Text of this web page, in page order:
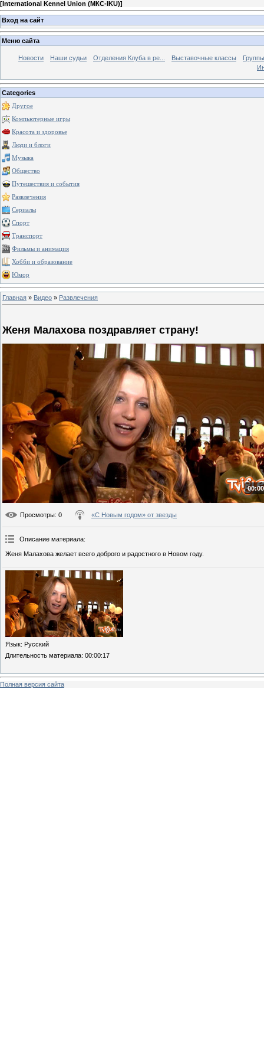
[International Kennel Union (МКС-IKU)]
Вход на сайт
Меню сайта
Новости Наши судьи Отделения Клуба в ре... Выставочные классы
Categories
Другое
Компьютерные игры
Красота и здоровье
Люди и блоги
Музыка
Общество
Путешествия и события
Развлечения
Сериалы
Спорт
Транспорт
Фильмы и анимация
Хобби и образование
Юмор
Главная » Видео » Развлечения
Женя Малахова поздравляет страну!
Просмотры: 0 «С Новым годом» от звезды
Описание материала:
Женя Малахова желает всего доброго и радостного в Новом году.
Язык: Русский
Длительность материала: 00:00:17
Полная версия сайта